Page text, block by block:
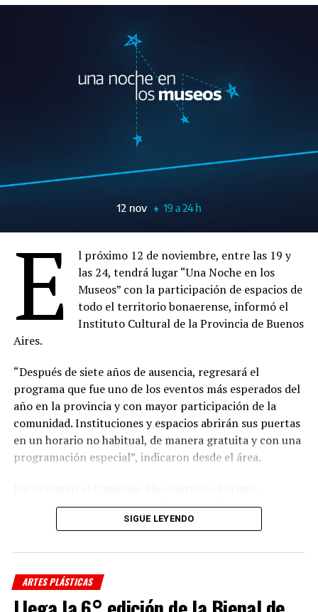
E
l próximo 12 de noviembre, entre las 19 y
las 24, tendrá lugar “Una Noche en los
Museos” con la participación de espacios de
todo el territorio bonaerense, informó el
Instituto Cultural de la Provincia de Buenos
Aires.
“Después de siete años de ausencia, regresará el
programa que fue uno de los eventos más esperados del
año en la provincia y con mayor participación de la
comunidad. Instituciones y espacios abrirán sus puertas
en un horario no habitual, de manera gratuita y con una
programación especial”, indicaron desde el área.
Udaondo de Luján; el Museo Histórico Libres del Sur de
Dolores; el Museo Emilio Pettoruti, el Archivo Histórico
Teatro Argentino de La Plata; el Museo y Biblioteca
Provincial Juan Domingo Perón de Lobos; el Museo
Histórico 17 de Octubre de San Vicente; el Museo Casa
Evita de Los Toldos y el Museo de Arte Contemporáneo
SIGUE LEYENDO
ARTES PLÁSTICAS